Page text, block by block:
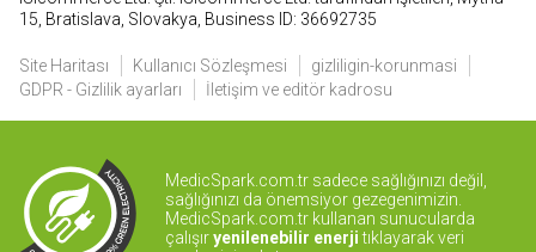
15, Bratislava, Slovakya, Business ID: 36692735
Site Haritası Kullanıcı Sözleşmesi
gizliligin-korunmasi
GDPR - Gizlilik ayarları
İletişim ve editör kadrosu
MedicSpark.com.tr sadece sağlığınızı değil,
sağlığınızı da önemsiyor gezegenimizin.
MedicSpark.com.tr kullanan sunucularda
çalışıryenilenebilir enerji tıklayarak veri